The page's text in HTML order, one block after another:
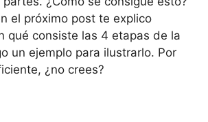
el próximo post te explico
qué consiste las 4 etapas de la
un ejemplo para ilustrarlo. Por
¿no crees?